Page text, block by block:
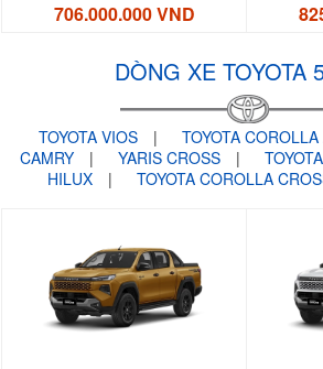
706.000.000 VND
DÒNG XE TOYOTA
TOYOTA VIOS | TOYOTA
CAMRY
| YARIS CROSS |
HILUX
| TOYOTA COROLLA